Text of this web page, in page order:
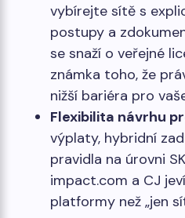
vybírejte sítě s
postupy a
se snaží o veřejné
známka toho, že
nižší bariéra pro
Flexibilita návrhu
výplaty, hybridní
pravidla na úrovni
impact.com a CJ
platformy než „jen